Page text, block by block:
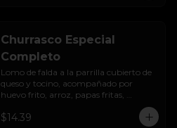
Churrasco Especial
Completo
Lomo de falda a la parrilla cubierto de
queso y tocino, acompañado por
huevo frito, arroz, papas fritas,
$14.39